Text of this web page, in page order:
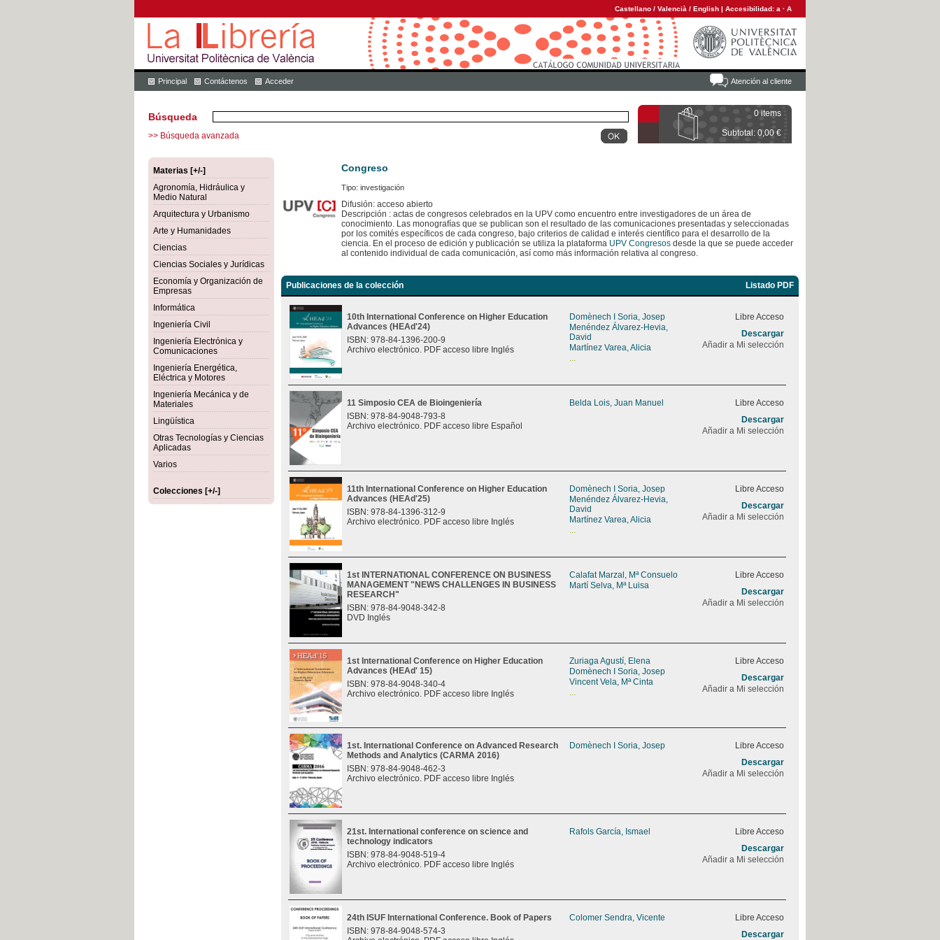
Castellano / Valencià / English | Accesibilidad: a · A
Atención al cliente
Principal Contáctenos Acceder
0 items
Subtotal: 0,00 €
Búsqueda
>> Búsqueda avanzada
Materias [+/-]
Agronomía, Hidráulica y
Medio Natural
Arquitectura y Urbanismo
Arte y Humanidades
Ciencias
Ciencias Sociales y Jurídicas
Economía y Organización de
Empresas
Informática
Ingeniería Civil
Ingeniería Electrónica y
Comunicaciones
Ingeniería Energética,
Eléctrica y Motores
Ingeniería Mecánica y de
Materiales
Lingüística
Otras Tecnologías y Ciencias
Aplicadas
Varios
Colecciones [+/-]
Congreso
Tipo: investigación
Difusión: acceso abierto
Descripción : actas de congresos celebrados en la UPV como encuentro entre investigadores de un área de
conocimiento. Las monografías que se publican son el resultado de las comunicaciones presentadas y seleccionadas
por los comités específicos de cada congreso, bajo criterios de calidad e interés científico para el desarrollo de la
ciencia. En el proceso de edición y publicación se utiliza la plataforma UPV Congresos desde la que se puede acceder
al contenido individual de cada comunicación, así como más información relativa al congreso.
Publicaciones de la colección Listado PDF
10th International Conference on Higher Education
Advances (HEAd'24)
ISBN: 978-84-1396-200-9
Archivo electrónico. PDF acceso libre Inglés
Domènech I Soria, Josep
Menéndez Álvarez-Hevia,
David
Martínez Varea, Alicia
...
Libre Acceso
Descargar
Añadir a Mi selección
11 Simposio CEA de Bioingeniería
ISBN: 978-84-9048-793-8
Archivo electrónico. PDF acceso libre Español
Belda Lois, Juan Manuel
Libre Acceso
Descargar
Añadir a Mi selección
11th International Conference on Higher Education
Advances (HEAd'25)
ISBN: 978-84-1396-312-9
Archivo electrónico. PDF acceso libre Inglés
Domènech I Soria, Josep
Menéndez Álvarez-Hevia,
David
Martínez Varea, Alicia
...
Libre Acceso
Descargar
Añadir a Mi selección
1st INTERNATIONAL CONFERENCE ON BUSINESS
MANAGEMENT "NEWS CHALLENGES IN BUSINESS
RESEARCH"
ISBN: 978-84-9048-342-8
DVD Inglés
Calafat Marzal, Mª Consuelo
Martí Selva, Mª Luisa
Libre Acceso
Descargar
Añadir a Mi selección
1st International Conference on Higher Education
Advances (HEAd' 15)
ISBN: 978-84-9048-340-4
Archivo electrónico. PDF acceso libre Inglés
Zuriaga Agustí, Elena
Domènech I Soria, Josep
Vincent Vela, Mª Cinta
...
Libre Acceso
Descargar
Añadir a Mi selección
1st. International Conference on Advanced Research
Methods and Analytics (CARMA 2016)
ISBN: 978-84-9048-462-3
Archivo electrónico. PDF acceso libre Inglés
Domènech I Soria, Josep
Libre Acceso
Descargar
Añadir a Mi selección
21st. International conference on science and
technology indicators
ISBN: 978-84-9048-519-4
Archivo electrónico. PDF acceso libre Inglés
Rafols García, Ismael
Libre Acceso
Descargar
Añadir a Mi selección
24th ISUF International Conference. Book of Papers
ISBN: 978-84-9048-574-3
Colomer Sendra, Vicente
Libre Acceso
Descargar